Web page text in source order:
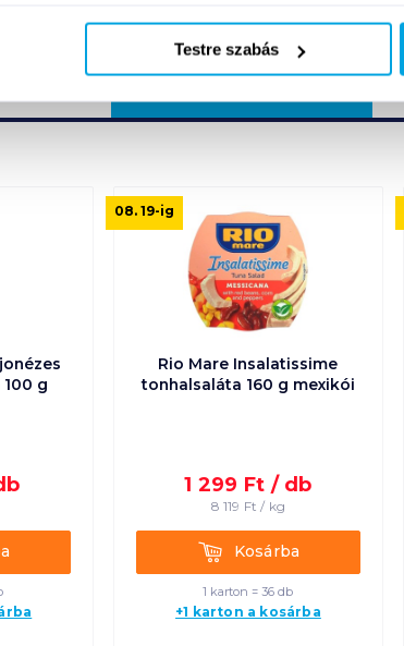
Testre szabás
g
Rio Mare Insalatissime
tonhalsaláta 160 g mexikói
1 299 Ft / db
8 119 Ft / kg
KosárbaKosárba
1 karton = 36 db
+1 karton a kosárba
08. 19-ig